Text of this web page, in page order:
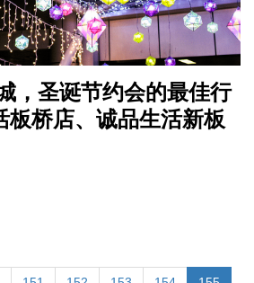
，圣诞节约会的最佳行
桥店、诚品生活新板